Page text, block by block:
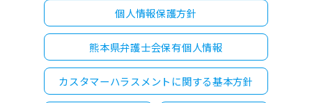
個人情報保護方針
熊本県弁護士会保有個人情報
カスタマーハラスメントに関する基本方針